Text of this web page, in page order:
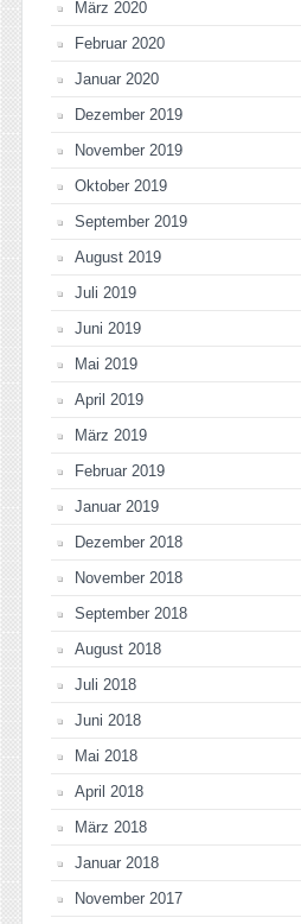
März 2020
Februar 2020
Januar 2020
Dezember 2019
November 2019
Oktober 2019
September 2019
August 2019
Juli 2019
Juni 2019
Mai 2019
April 2019
März 2019
Februar 2019
Januar 2019
Dezember 2018
November 2018
September 2018
August 2018
Juli 2018
Juni 2018
Mai 2018
April 2018
März 2018
Januar 2018
November 2017